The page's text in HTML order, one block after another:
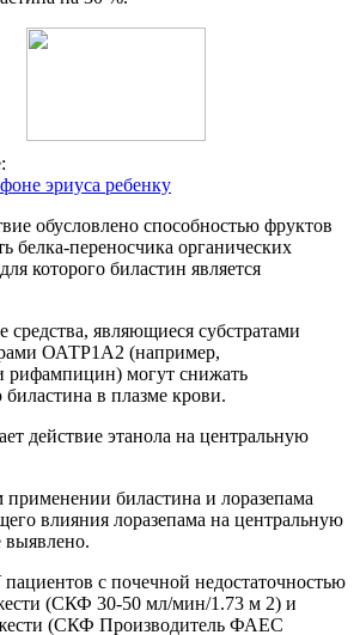
эриуса ребенку
обусловлено способностью фруктов
белка-переносчика органических
которого биластин является
средства, являющиеся субстратами
ОАТР1А2 (например,
рифампицин) могут снижать
в плазме крови.
действие этанола на центральную
биластина и лоразепама
влияния лоразепама на центральную
выявлено.
с почечной недостаточностью
(СКФ 30-50 мл/мин/1.73 м 2) и
(СКФ Производитель ФАЕС